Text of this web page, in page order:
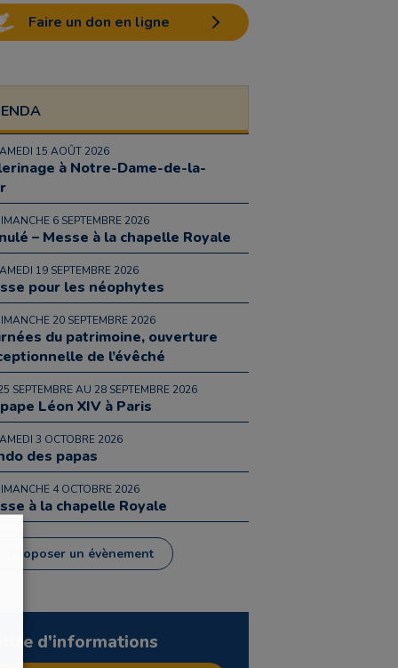
Faire un don en ligne
15 AOÛT 2026
à Notre-Dame-de-la-
6 SEPTEMBRE 2026
– Messe à la chapelle Royale
19 SEPTEMBRE 2026
pour les néophytes
20 SEPTEMBRE 2026
du patrimoine, ouverture
de l’évêché
SEPTEMBRE AU 28 SEPTEMBRE 2026
Léon XIV à Paris
3 OCTOBRE 2026
des papas
4 OCTOBRE 2026
à la chapelle Royale
Proposer un évènement
d'informations